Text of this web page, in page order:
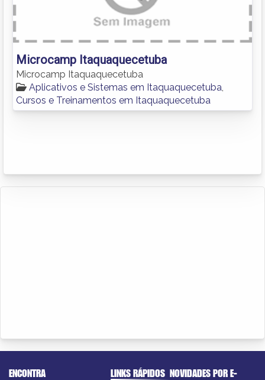
Microcamp Itaquaquecetuba
Microcamp Itaquaquecetuba
Aplicativos e Sistemas em Itaquaquecetuba
Cursos e Treinamentos em Itaquaquecetuba
ENCONTRA
LINKS RÁPIDOS NOVIDADES POR E-